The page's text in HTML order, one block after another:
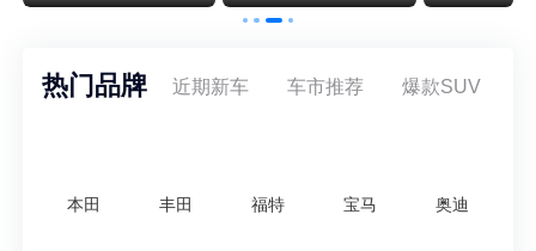
热门品牌 近期新车 车市推荐 爆款SUV
本田 丰田 福特 宝马 奥迪